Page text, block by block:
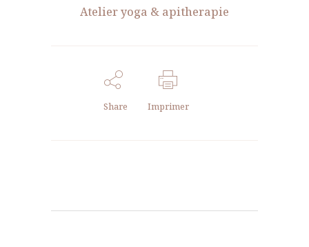
Atelier yoga & apitherapie
Share Imprimer